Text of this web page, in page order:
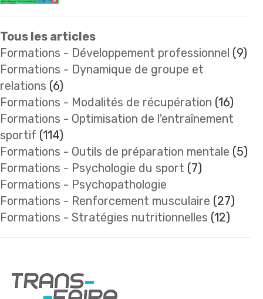
Tous les articles
Formations - Développement professionnel (9)
Formations - Dynamique de groupe et
relations (6)
Formations - Modalités de récupération (16)
Formations - Optimisation de l'entraînement
sportif (114)
Formations - Outils de préparation mentale (5)
Formations - Psychologie du sport (7)
Formations - Psychopathologie
Formations - Renforcement musculaire (27)
Formations - Stratégies nutritionnelles (12)